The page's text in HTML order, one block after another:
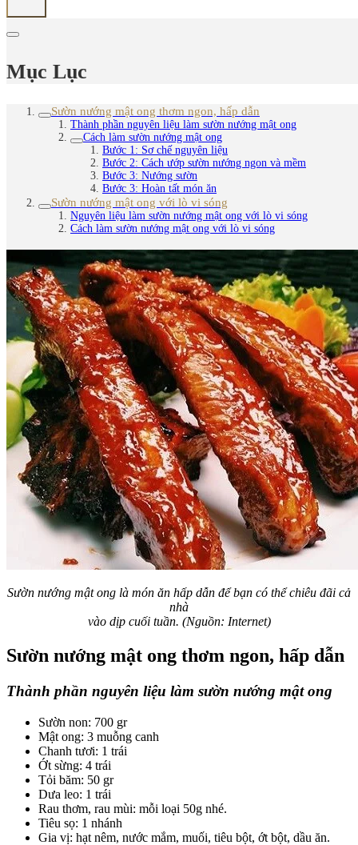
Mục Lục
Sườn nướng mật ong thơm ngon, hấp dẫn
Thành phần nguyên liệu làm sườn nướng mật ong
Cách làm sườn nướng mật ong
Bước 1: Sơ chế nguyên liệu
Bước 2: Cách ướp sườn nướng ngon và mềm
Bước 3: Nướng sườn
Bước 3: Hoàn tất món ăn
Sườn nướng mật ong với lò vi sóng
Nguyên liệu làm sườn nướng mật ong với lò vi sóng
Cách làm sườn nướng mật ong với lò vi sóng
Sườn nướng mật ong là món ăn hấp dẫn để bạn có thể chiêu đãi cả
nhà
vào dịp cuối tuần. (Nguồn: Internet)
Sườn nướng mật ong thơm ngon, hấp dẫn
Thành phần nguyên liệu làm sườn nướng mật ong
Sườn non: 700 gr
Mật ong: 3 muỗng canh
Chanh tươi: 1 trái
Ớt sừng: 4 trái
Tỏi băm: 50 gr
Dưa leo: 1 trái
Rau thơm, rau mùi: mỗi loại 50g nhé.
Tiêu sọ: 1 nhánh
Gia vị: hạt nêm, nước mắm, muối, tiêu bột, ớt bột, dầu ăn.